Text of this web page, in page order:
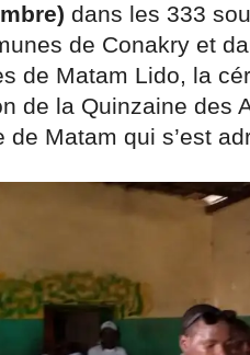
dans les 333
de Conakry et
de Matam Lido, la
de la Quinzaine des
de Matam qui s’est